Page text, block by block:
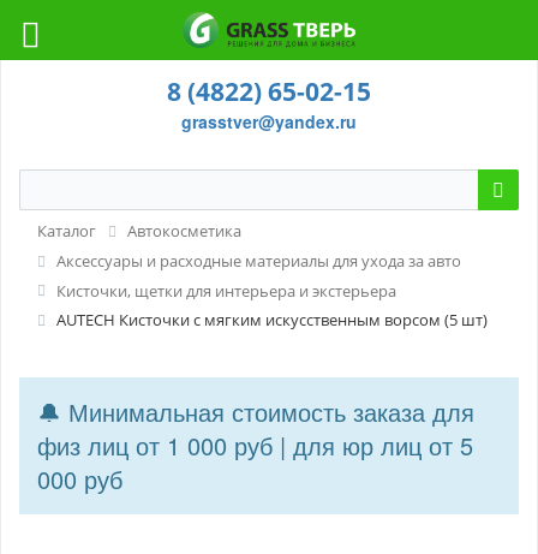
8 (4822) 65-02-15
grasstver@yandex.ru
Каталог
Автокосметика
Аксессуары и расходные материалы для ухода за авто
Кисточки, щетки для интерьера и экстерьера
AUTECH Кисточки с мягким искусственным ворсом (5 шт)
🔔 Минимальная стоимость заказа для
физ лиц от 1 000 руб | для юр лиц от 5
000 руб